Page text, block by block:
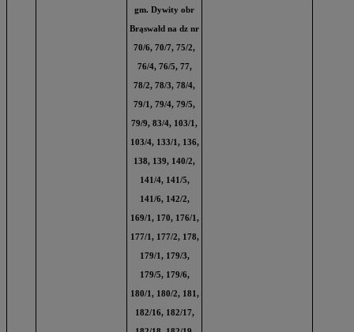
gm. Dywity obr
Brąswałd na dz nr
70/6, 70/7, 75/2,
76/4, 76/5, 77,
78/2, 78/3, 78/4,
79/1, 79/4, 79/5,
79/9, 83/4, 103/1,
103/4, 133/1, 136,
138, 139, 140/2,
141/4, 141/5,
141/6, 142/2,
169/1, 170, 176/1,
177/1, 177/2, 178,
179/1, 179/3,
179/5, 179/6,
180/1, 180/2, 181,
182/16, 182/17,